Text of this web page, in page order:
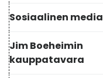
Sosiaalinen media
Jim Boeheimin
kauppatavara